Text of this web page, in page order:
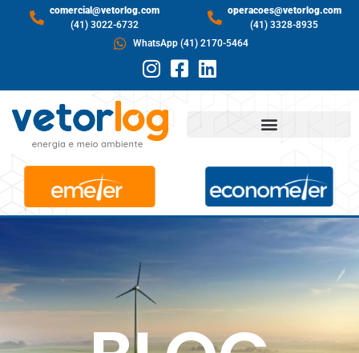
comercial@vetorlog.com
(41) 3022-6732
operacoes@vetorlog.com
(41) 3328-8935
WhatsApp (41) 2170-5464